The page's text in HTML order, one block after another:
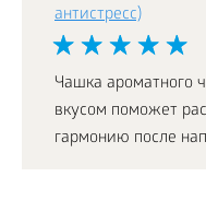
антистресс)
Чашка ароматного
вкусом поможет
гармонию после